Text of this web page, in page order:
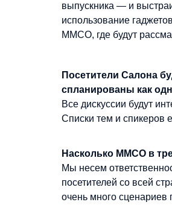
выпускника — и
использование
ММСО, где будут
Посетители Салона
спланированы как
Все дискуссии будут
Списки тем и спикеров
Насколько ММСО в
Мы несем
посетителей со всей
очень много